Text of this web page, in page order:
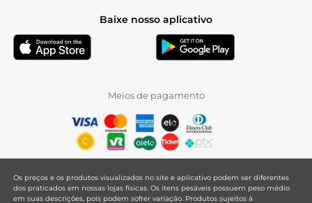
Baixe nosso aplicativo
Meios de pagamento
Os preços e os produtos visualizados no site e aplicativo podem ser diferentes
dos praticados em nossas lojas físicas. Os itens pesáveis possuem peso médio
em suas descrições, pois podem sofrer variação. Produtos sujeitos à